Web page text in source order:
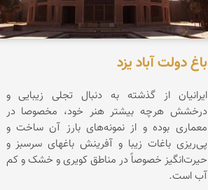
باغ دولت آباد یزد
ایرانیان از گذشته به دنبال تجلی زیبایی و
درخشش هرچه بیشتر هنر خود، مخصوصا در
معماری بوده و از نمونه‌های بارز آن ساخت و
پی‌ریزی باغات زیبا و آفرینش باغهای سرسبز و
حیرت‌انگیز خصوصاً در مناطق کویری و خشک و کم
آب است.